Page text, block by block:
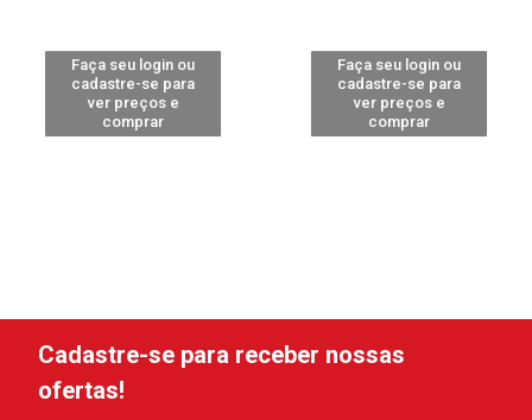
Faça seu login ou
cadastre-se para
ver preços e
comprar
Faça seu login ou
cadastre-se para
ver preços e
comprar
Cadastre-se para receber nossas
ofertas!